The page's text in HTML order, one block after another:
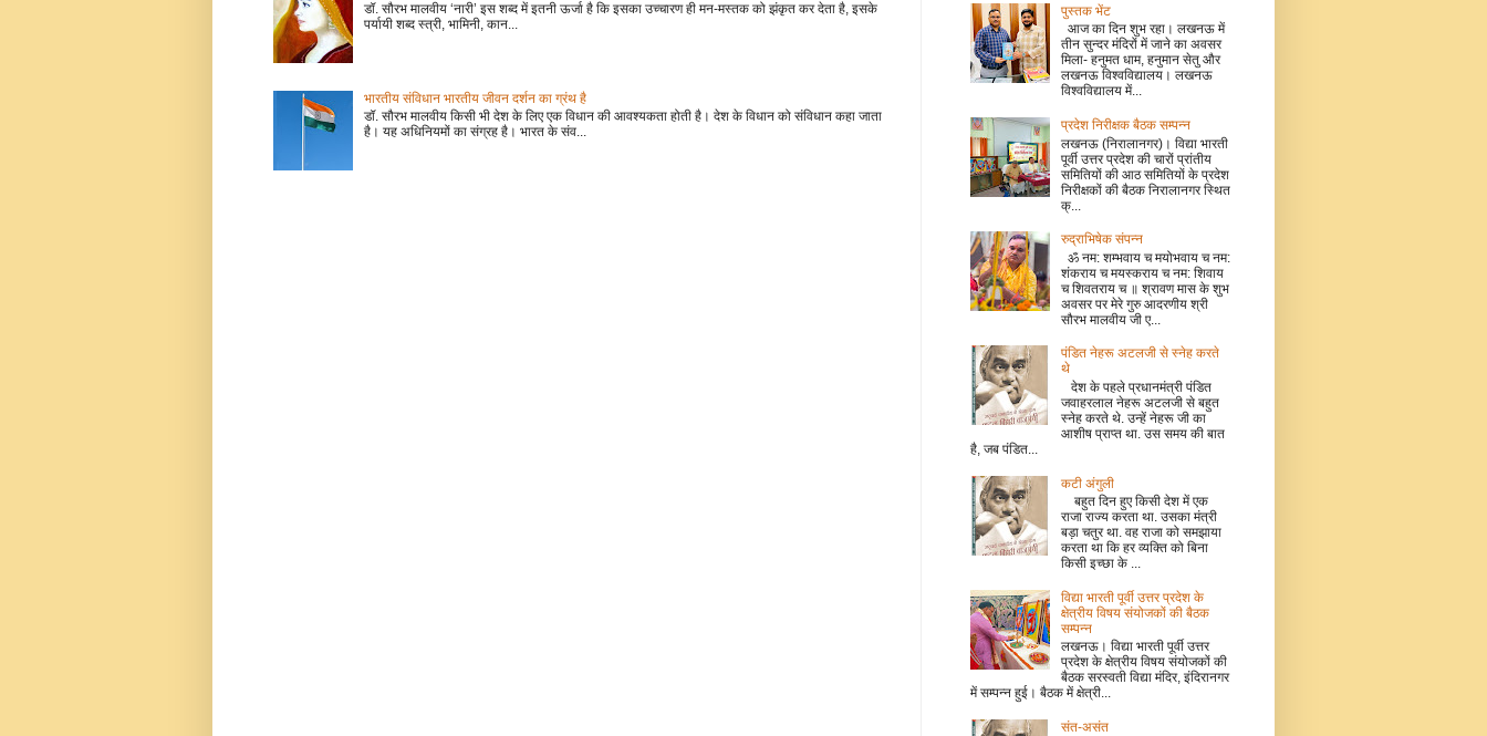
डॉ. सौरभ मालवीय ‘नारी’ इस शब्द में इतनी ऊर्जा है कि इसका उच्चारण ही मन-मस्तक को झंकृत कर देता है, इसके
पर्यायी शब्द स्त्री, भामिनी, कान...
भारतीय संविधान भारतीय जीवन दर्शन का ग्रंथ है
डॉ. सौरभ मालवीय किसी भी देश के लिए एक विधान की आवश्यकता होती है। देश के विधान को संविधान कहा जाता
है। यह अधिनियमों का संग्रह है। भारत के संव...
पुस्तक भेंट
आज का दिन शुभ रहा। लखनऊ में
तीन सुन्दर मंदिरों में जाने का अवसर
मिला- हनुमत धाम, हनुमान सेतु और
लखनऊ विश्वविद्यालय। लखनऊ
विश्वविद्यालय में...
प्रदेश निरीक्षक बैठक सम्पन्न
लखनऊ (निरालानगर)। विद्या भारती
पूर्वी उत्तर प्रदेश की चारों प्रांतीय
समितियों की आठ समितियों के प्रदेश
निरीक्षकों की बैठक निरालानगर स्थित
क्...
रुद्राभिषेक संपन्न
ॐ नम: शम्भवाय च मयोभवाय च नम:
शंकराय च मयस्कराय च नम: शिवाय
च शिवतराय च ॥ श्रावण मास के शुभ
अवसर पर मेरे गुरु आदरणीय श्री
सौरभ मालवीय जी ए...
पंडित नेहरू अटलजी से स्नेह करते
थे
देश के पहले प्रधानमंत्री पंडित
जवाहरलाल नेहरू अटलजी से बहुत
स्नेह करते थे. उन्हें नेहरू जी का
आशीष प्राप्त था. उस समय की बात
है, जब पंडित...
कटी अंगुली
बहुत दिन हुए किसी देश में एक
राजा राज्य करता था. उसका मंत्री
बड़ा चतुर था. वह राजा को समझाया
करता था कि हर व्यक्ति को बिना
किसी इच्छा के ...
विद्या भारती पूर्वी उत्तर प्रदेश के
क्षेत्रीय विषय संयोजकों की बैठक
सम्पन्न
लखनऊ। विद्या भारती पूर्वी उत्तर
प्रदेश के क्षेत्रीय विषय संयोजकों की
बैठक सरस्वती विद्या मंदिर, इंदिरानगर
में सम्पन्न हुई। बैठक में क्षेत्री...
संत-असंत